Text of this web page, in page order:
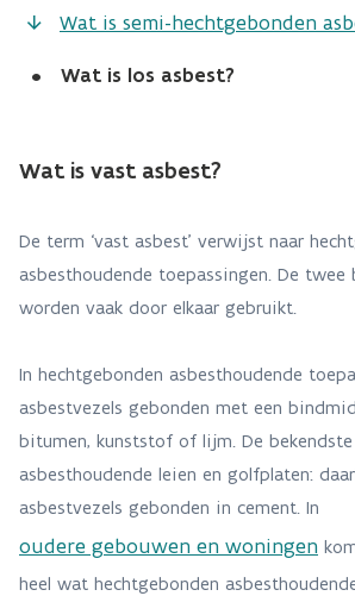
Wat is semi-hechtgebonden
•
Wat is los asbest?
Wat is vast asbest?
De term ‘vast asbest’ verwijst naar
asbesthoudende toepassingen. De twee
worden vaak door elkaar gebruikt.
In hechtgebonden asbesthoudende
asbestvezels gebonden met een
bitumen, kunststof of lijm. De
asbesthoudende leien en golfplaten:
asbestvezels gebonden in cement. In
oudere gebouwen en woningen
heel wat hechtgebonden